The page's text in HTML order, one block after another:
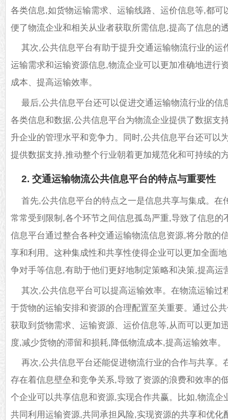
各类信息,如货物运输需求、运输线路、运价信息等,都可
便了物流企业和相关从业者获取所需信息,提高了信息的
其次,公共信息平台有助于提升交通运输物流行业的运
运输需求和运输资源信息,物流企业可以更加准确地进行
成本、提高运输效率。
最后,公共信息平台还可以促进交通运输物流行业的信
各类信息和数据,公共信息平台为物流企业提供了数据支
升企业的管理水平和竞争力。同时,公共信息平台还可以
提供数据支持,推动整个行业朝着更加规范化和可持续的
2. 交通运输物流公共信息平台的特点与重要性
首先,公共信息平台的特点之一是信息共享与集成。在
常常受到限制,各个环节之间信息孤岛严重,导致了信息的
信息平台通过整合各种交通运输物流信息资源,将分散的
享和利用。这种集成性和共享性使得企业可以更加全面
争对手等信息,有助于他们更好地制定策略和决策,提高运
其次,公共信息平台可以提高运输效率。在物流运输过
于货物的运输安排和资源的合理配置至关重要。通过公
获取到货物需求、运输资源、运价信息等,从而可以更加
度,减少货物的滞留和损耗,降低物流成本,提高运输效率。
再次,公共信息平台还能促进物流行业的合作与共享。
存在着信息壁垒和竞争关系,导致了资源的浪费和效率的
个企业可以共享信息和资源,实现合作共赢。比如,物流企
共同利用运输资源,共同承担风险,实现资源的共享和优化